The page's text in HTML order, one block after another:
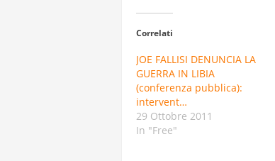
Correlati
JOE FALLISI DENUNCIA LA
GUERRA IN LIBIA
(conferenza pubblica):
intervent…
29 Ottobre 2011
In "Free"